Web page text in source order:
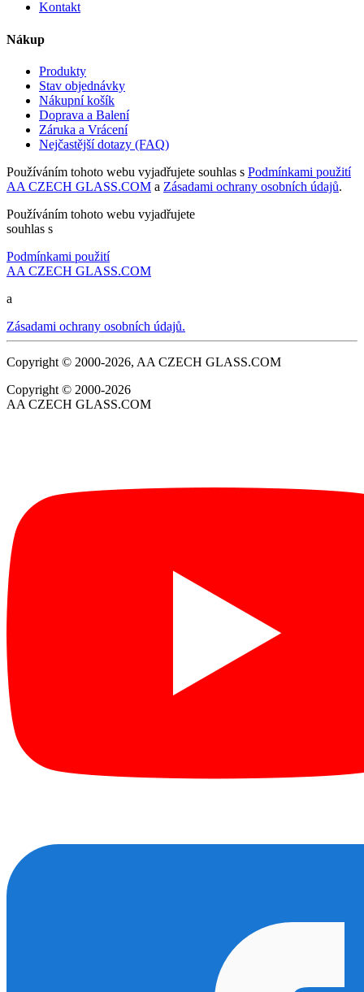
Kontakt
Nákup
Produkty
Stav objednávky
Nákupní košík
Doprava a Balení
Záruka a Vrácení
Nejčastější dotazy (FAQ)
Používáním tohoto webu vyjadřujete souhlas s Podmínkami použití
AA CZECH GLASS.COM a Zásadami ochrany osobních údajů.
Používáním tohoto webu vyjadřujete
souhlas s
Podmínkami použití
AA CZECH GLASS.COM
a
Zásadami ochrany osobních údajů.
Copyright © 2000-2026, AA CZECH GLASS.COM
Copyright © 2000-2026
AA CZECH GLASS.COM